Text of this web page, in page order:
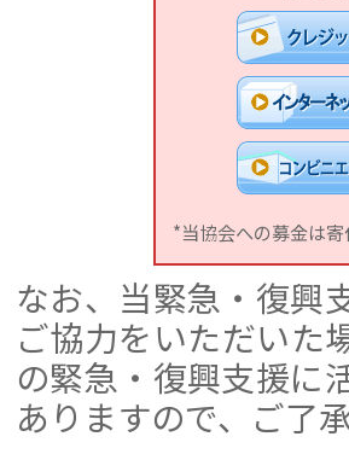
*当協会への募金は
なお、当緊急・復興
ご協力をいただいた
の緊急・復興支援に
ありますので、ご了